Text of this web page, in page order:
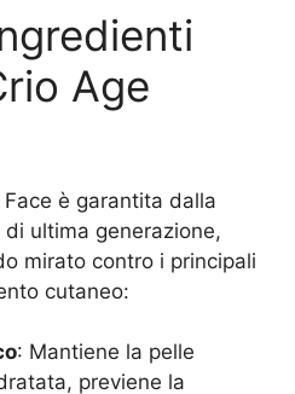
Age
Face è garantita dalla
ultima generazione,
mirato contro i principali
cutaneo:
: Mantiene la pelle
previene la